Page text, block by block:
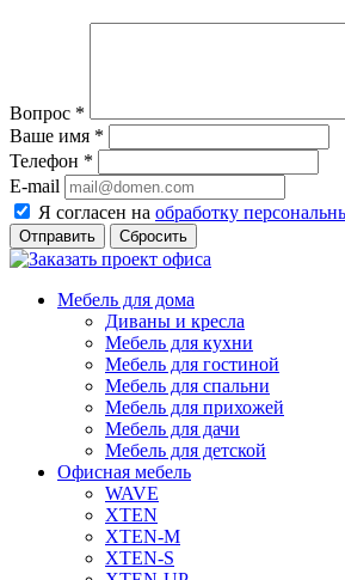
Вопрос *
Ваше имя *
Телефон *
E-mail
Я согласен на обработку
Сбросить
Мебель для дома
Диваны и кресла
Мебель для кухни
Мебель для гостиной
Мебель для спальни
Мебель для прихожей
Мебель для дачи
Мебель для детской
Офисная мебель
WAVE
XTEN
XTEN-M
XTEN-S